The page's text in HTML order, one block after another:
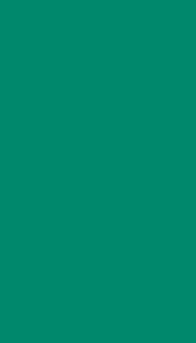
Compila il form
TENNIS